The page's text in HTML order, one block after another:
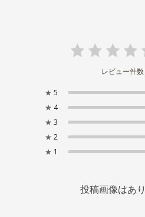
レビュー件数
★ 5
★ 4
★ 3
★ 2
★ 1
投稿画像はあり